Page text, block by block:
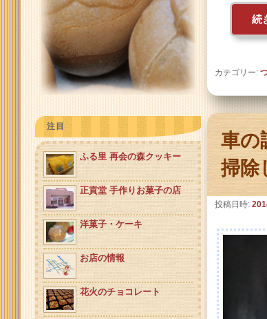
続
カテゴリー:
車の
掃除
投稿日時:
注目
ふる里 再会の森クッキー
正貢堂 手作りお菓子の店
洋菓子・ケーキ
お店の情報
花火のチョコレート